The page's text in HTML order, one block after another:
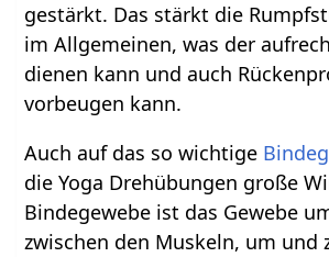
gestärkt. Das stärkt die
im Allgemeinen, was der
dienen kann und auch
vorbeugen kann.
Auch auf das so wichtige
die Yoga Drehübungen große
Bindegewebe ist das Gewebe
zwischen den Muskeln, um und